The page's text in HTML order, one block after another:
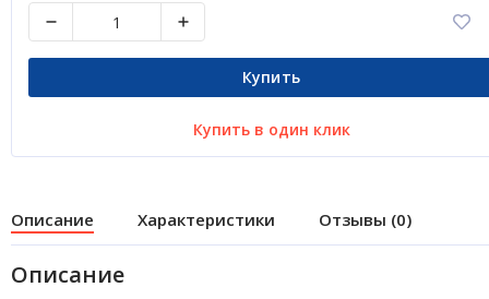
Купить
Купить в один клик
Описание Характеристики Отзывы (0)
Описание